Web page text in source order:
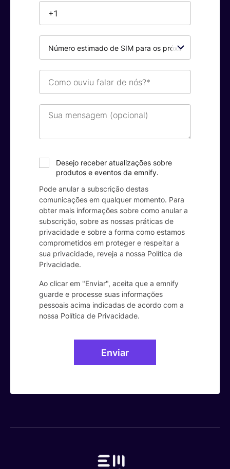
estimado
de
SIM
para
os
próximos
ouviu
falar
de
nós?
mensagem
Desejo receber atualizações sobre
produtos e eventos da emnify.
Pode anular a subscrição destas
comunicações em qualquer momento. Para
obter mais informações sobre como anular a
subscrição, sobre as nossas práticas de
privacidade e sobre a forma como estamos
comprometidos em proteger e respeitar a
sua privacidade, reveja a nossa Política de
Privacidade.
Ao clicar em "Enviar", aceita que a emnify
guarde e processe suas informações
pessoais acima indicadas de acordo com a
nossa Política de Privacidade.